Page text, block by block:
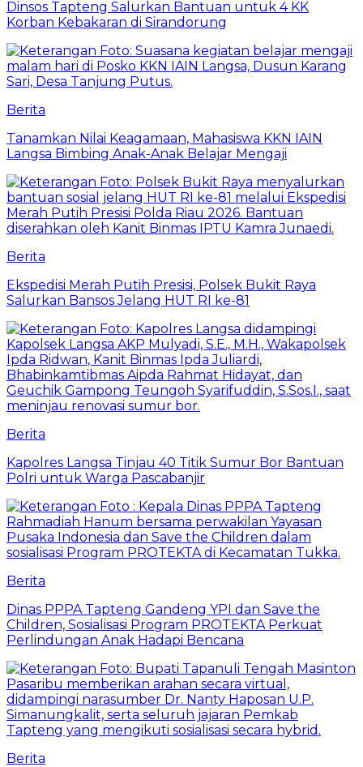
Dinsos Tapteng Salurkan Bantuan untuk 4 KK
Korban Kebakaran di Sirandorung
Berita
Tanamkan Nilai Keagamaan, Mahasiswa KKN IAIN
Langsa Bimbing Anak-Anak Belajar Mengaji
Berita
Ekspedisi Merah Putih Presisi, Polsek Bukit Raya
Salurkan Bansos Jelang HUT RI ke-81
Berita
Kapolres Langsa Tinjau 40 Titik Sumur Bor Bantuan
Polri untuk Warga Pascabanjir
Berita
Dinas PPPA Tapteng Gandeng YPI dan Save the
Children, Sosialisasi Program PROTEKTA Perkuat
Perlindungan Anak Hadapi Bencana
Berita